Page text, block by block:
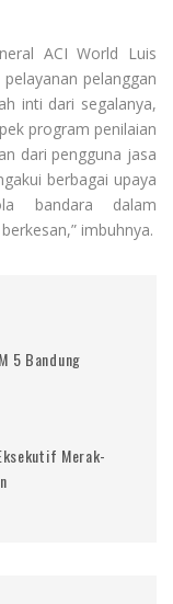
ACI World Luis
pelanggan
inti dari segalanya,
program penilaian
dari pengguna jasa
berbagai upaya
bandara dalam
imbuhnya.
5 Bandung
Merak-